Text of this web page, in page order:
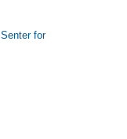
Senter for